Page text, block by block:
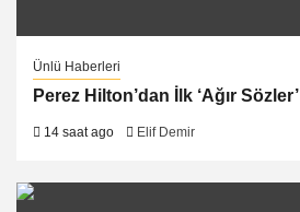
Ünlü Haberleri
Perez Hilton’dan İlk ‘Ağır Sözler’
14 saat ago Elif Demir